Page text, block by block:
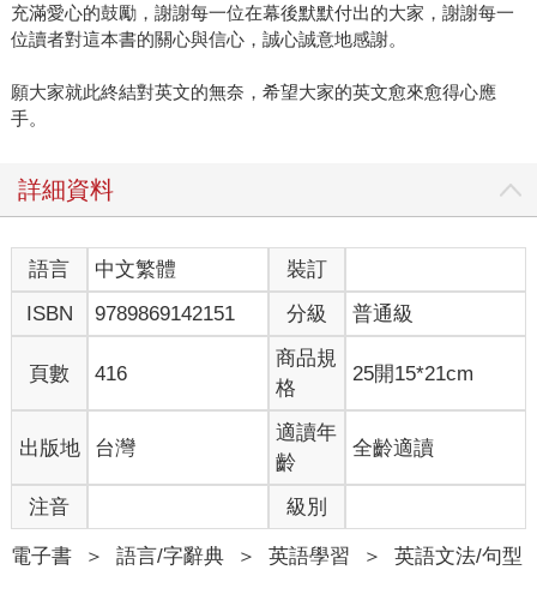
充滿愛心的鼓勵，謝謝每一位在幕後默默付出的大家，謝謝每一
位讀者對這本書的關心與信心，誠心誠意地感謝。
願大家就此終結對英文的無奈，希望大家的英文愈來愈得心應
手。
詳細資料
語言 中文繁體
裝訂
ISBN
9789869142151 分級 普通級
頁數 416
商品規
格
25開15*21cm
出版地 台灣
適讀年
齡
全齡適讀
注音 級別
電子書 ＞ 語言/字辭典 ＞ 英語學習 ＞ 英語文法/句型